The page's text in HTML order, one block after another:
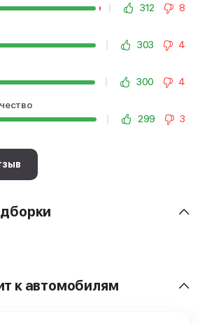
312
8
303
4
300
4
299
3
к автомобилям